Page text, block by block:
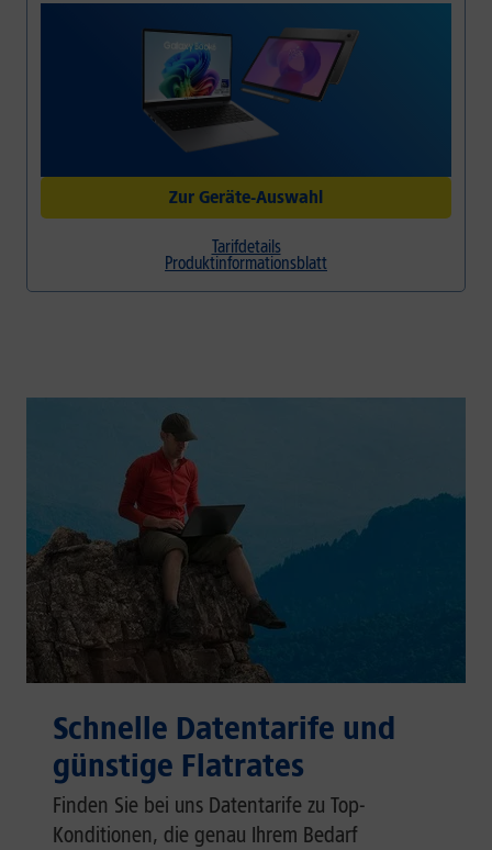
Zur Geräte-Auswahl
Tarifdetails
Produktinformationsblatt
Schnelle Datentarife und
günstige Flatrates
Finden Sie bei uns Datentarife zu Top-
Konditionen, die genau Ihrem Bedarf